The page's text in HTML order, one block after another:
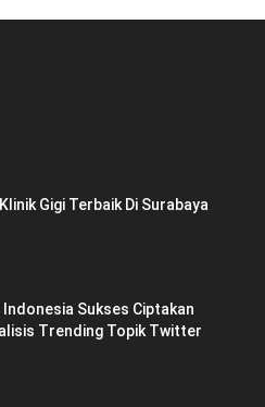
Gigi Terbaik Di Surabaya
Indonesia Sukses Ciptakan
Trending Topik Twitter